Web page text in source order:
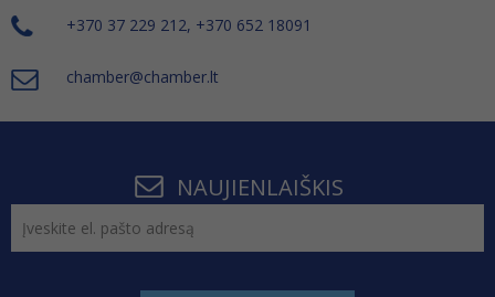
+370 37 229 212, +370 652 18091
chamber@chamber.lt
NAUJIENLAIŠKIS